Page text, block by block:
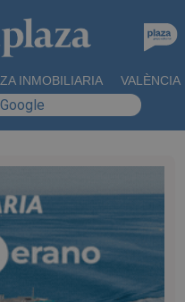
INMOBILIARIA VALÈNCIA